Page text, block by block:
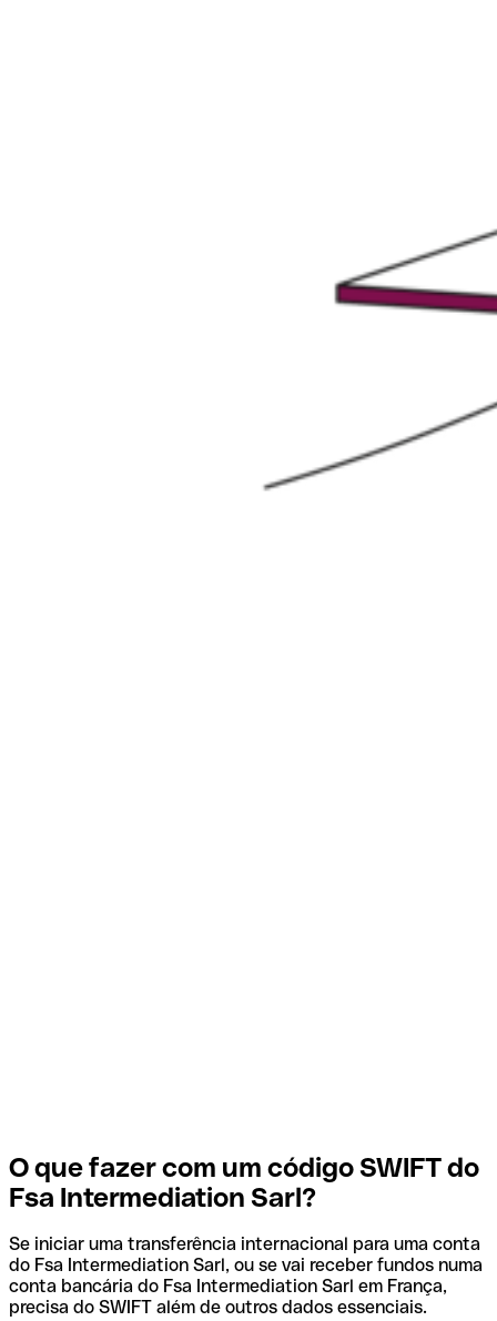
O que fazer com um código SWIFT do
Fsa Intermediation Sarl?
Se iniciar uma transferência internacional para uma conta
do Fsa Intermediation Sarl, ou se vai receber fundos numa
conta bancária do Fsa Intermediation Sarl em França,
precisa do SWIFT além de outros dados essenciais.